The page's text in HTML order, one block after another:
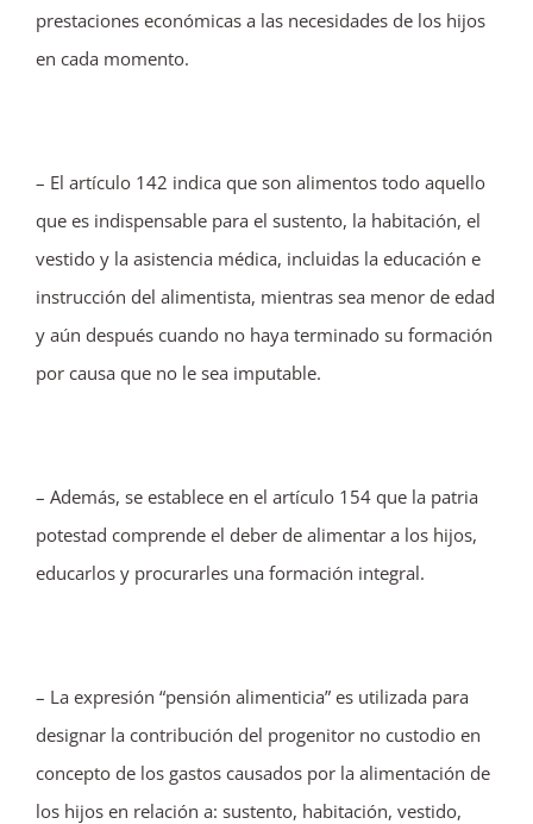
prestaciones económicas a las necesidades de los hijos
en cada momento.
– El artículo 142 indica que son alimentos todo aquello
que es indispensable para el sustento, la habitación, el
vestido y la asistencia médica, incluidas la educación e
instrucción del alimentista, mientras sea menor de edad
y aún después cuando no haya terminado su formación
por causa que no le sea imputable.
– Además, se establece en el artículo 154 que la patria
potestad comprende el deber de alimentar a los hijos,
educarlos y procurarles una formación integral.
– La expresión “pensión alimenticia” es utilizada para
designar la contribución del progenitor no custodio en
concepto de los gastos causados por la alimentación de
los hijos en relación a: sustento, habitación, vestido,